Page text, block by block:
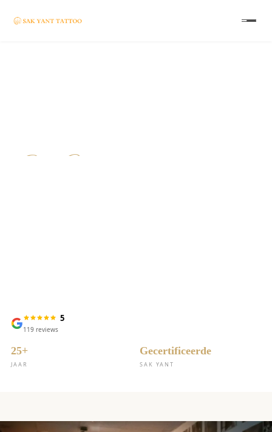
5
119 reviews
25+
JAAR
Gecertificeerde
SAK YANT